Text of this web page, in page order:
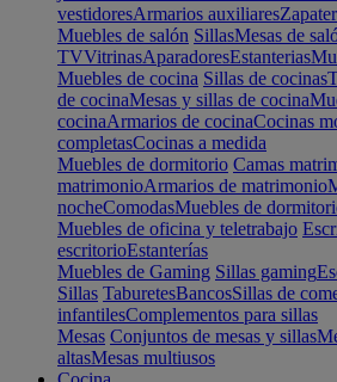
vestidoresArmarios auxiliares
Muebles de salón SillasMesas de
TVVitrinasAparadoresEstanterias
Muebles de cocina Sillas de cocinas
de cocinaMesas y sillas de cocina
cocinaArmarios de cocinaCocinas
completasCocinas a medida
Muebles de dormitorio Camas
matrimonioArmarios de matrimonio
nocheComodasMuebles de
Muebles de oficina y teletrabajo
escritorioEstanterías
Muebles de Gaming Sillas gaming
Sillas TaburetesBancosSillas de
infantilesComplementos para sillas
Mesas Conjuntos de mesas y sillas
altasMesas multiusos